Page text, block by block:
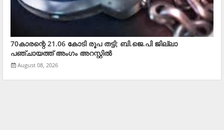
70കാരന്റെ 21.06 കോടി രൂപ തട്ടി; ബി.ജെ.പി ജില്ലാ
പഞ്ചായത്ത് അംഗം അറസ്റ്റില്‍
August 08, 2026